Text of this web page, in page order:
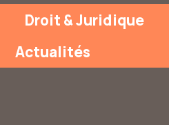
Droit & Juridique
Actualités